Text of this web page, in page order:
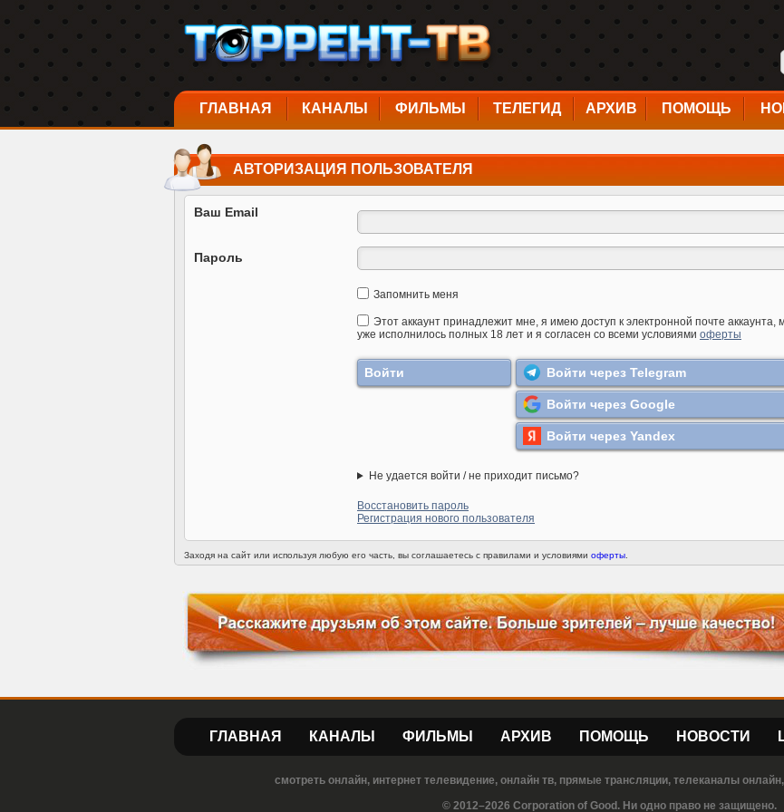
ГЛАВНАЯ КАНАЛЫ ФИЛЬМЫ ТЕЛЕГИД АРХИВ ПОМОЩЬ
АВТОРИЗАЦИЯ ПОЛЬЗОВАТЕЛЯ
Ваш Email
Пароль
Запомнить меня
Этот аккаунт принадлежит мне, я имею доступ к электронной почте аккаунта,
уже исполнилось полных 18 лет и я согласен со всеми условиями оферты
Войти через Telegram
Войти через Google
Войти через Yandex
Не удается войти / не приходит письмо?
Восстановить пароль
Регистрация нового пользователя
Заходя на сайт или используя любую его часть, вы соглашаетесь с правилами и условиями оферты
ГЛАВНАЯ КАНАЛЫ ФИЛЬМЫ АРХИВ ПОМОЩЬ НОВОСТИ
смотреть онлайн, интернет телевидение, онлайн тв, прямые трансляции, телеканалы
© 2012–2026 Corporation of Good. Ни одно право не защищено.